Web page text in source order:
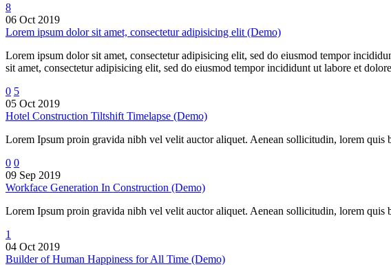
8
06 Oct 2019
Lorem ipsum dolor sit amet, consectetur adipisicing elit (Demo)
Lorem ipsum dolor sit amet, consectetur adipisicing elit, sed do eiusmod tempor
sit amet, consectetur adipisicing elit, sed do eiusmod tempor incididunt ut labore et
0 5
05 Oct 2019
Hotel Construction Tiltshift Timelapse (Demo)
Lorem Ipsum proin gravida nibh vel velit auctor aliquet. Aenean sollicitudin, lorem
0 0
09 Sep 2019
Workface Generation In Construction (Demo)
Lorem Ipsum proin gravida nibh vel velit auctor aliquet. Aenean sollicitudin, lorem
1
04 Oct 2019
Builder of Human Happiness for All Time (Demo)